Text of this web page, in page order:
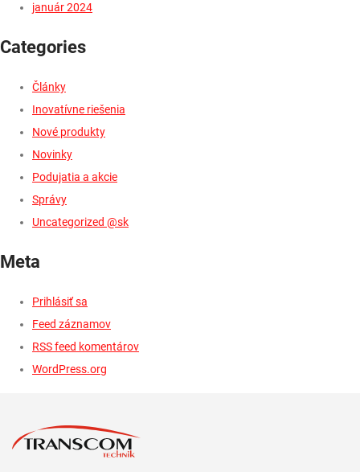
január 2024
Categories
Články
Inovatívne riešenia
Nové produkty
Novinky
Podujatia a akcie
Správy
Uncategorized @sk
Meta
Prihlásiť sa
Feed záznamov
RSS feed komentárov
WordPress.org